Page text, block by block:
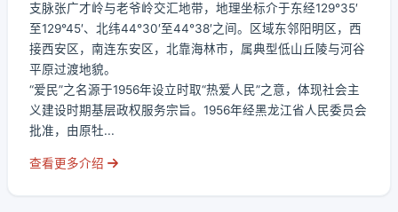
支脉张广才岭与老爷岭交汇地带，地理坐标介于东经129°35′
至129°45′、北纬44°30′至44°38′之间。区域东邻阳明区，西
接西安区，南连东安区，北靠海林市，属典型低山丘陵与河谷
平原过渡地貌。
“爱民”之名源于1956年设立时取“热爱人民”之意，体现社会主
义建设时期基层政权服务宗旨。1956年经黑龙江省人民委员会
批准，由原牡...
查看更多介绍